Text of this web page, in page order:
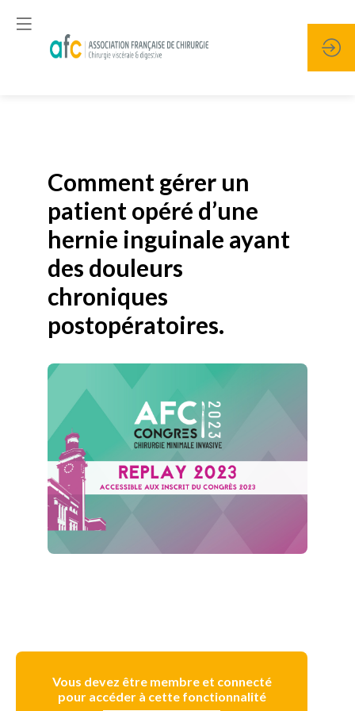
Comment gérer un
patient opéré d’une
hernie inguinale ayant
des douleurs
chroniques
postopératoires.
Vous devez être membre et connecté
pour accéder à cette fonctionnalité